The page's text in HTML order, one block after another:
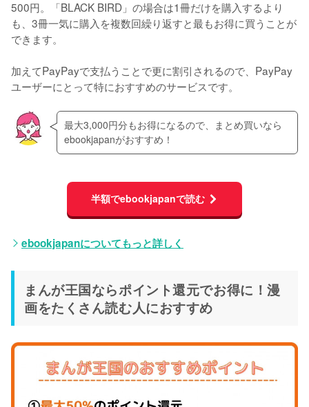
500円。「BLACK BIRD」の場合は1冊だけを購入するより
も、3冊一気に購入を複数回繰り返すと最もお得に買うことが
できます。
加えてPayPayで支払うことで更に割引されるので、PayPay
ユーザーにとって特におすすめのサービスです。
最大3,000円分もお得になるので、まとめ買いなら
ebookjapanがおすすめ！
半額でebookjapanで読む
ebookjapanについてもっと詳しく
まんが王国ならポイント還元でお得に！漫
画をたくさん読む人におすすめ